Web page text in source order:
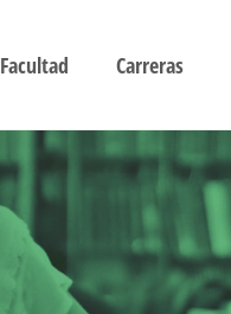
Facultad Carreras